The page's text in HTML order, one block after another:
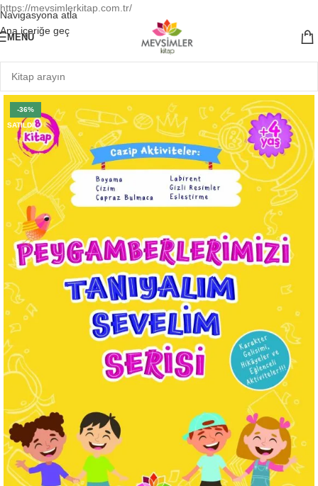
https://mevsimlerkitap.com.tr/
Navigasyona atla
Ana içeriğe geç
MENÜ
-36%
SATILDI